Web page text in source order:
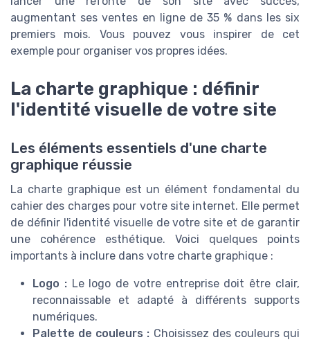
augmentant ses ventes en ligne de 35 % dans les six
premiers mois. Vous pouvez vous inspirer de cet
exemple pour organiser vos propres idées.
La charte graphique : définir
l'identité visuelle de votre site
Les éléments essentiels d'une charte
graphique réussie
La charte graphique est un élément fondamental du
cahier des charges pour votre site internet. Elle permet
de définir l'identité visuelle de votre site et de garantir
une cohérence esthétique. Voici quelques points
importants à inclure dans votre charte graphique :
Logo :Le logo de votre entreprise doit être clair,
reconnaissable et adapté à différents supports
numériques.
Palette de couleurs : Choisissez des couleurs qui